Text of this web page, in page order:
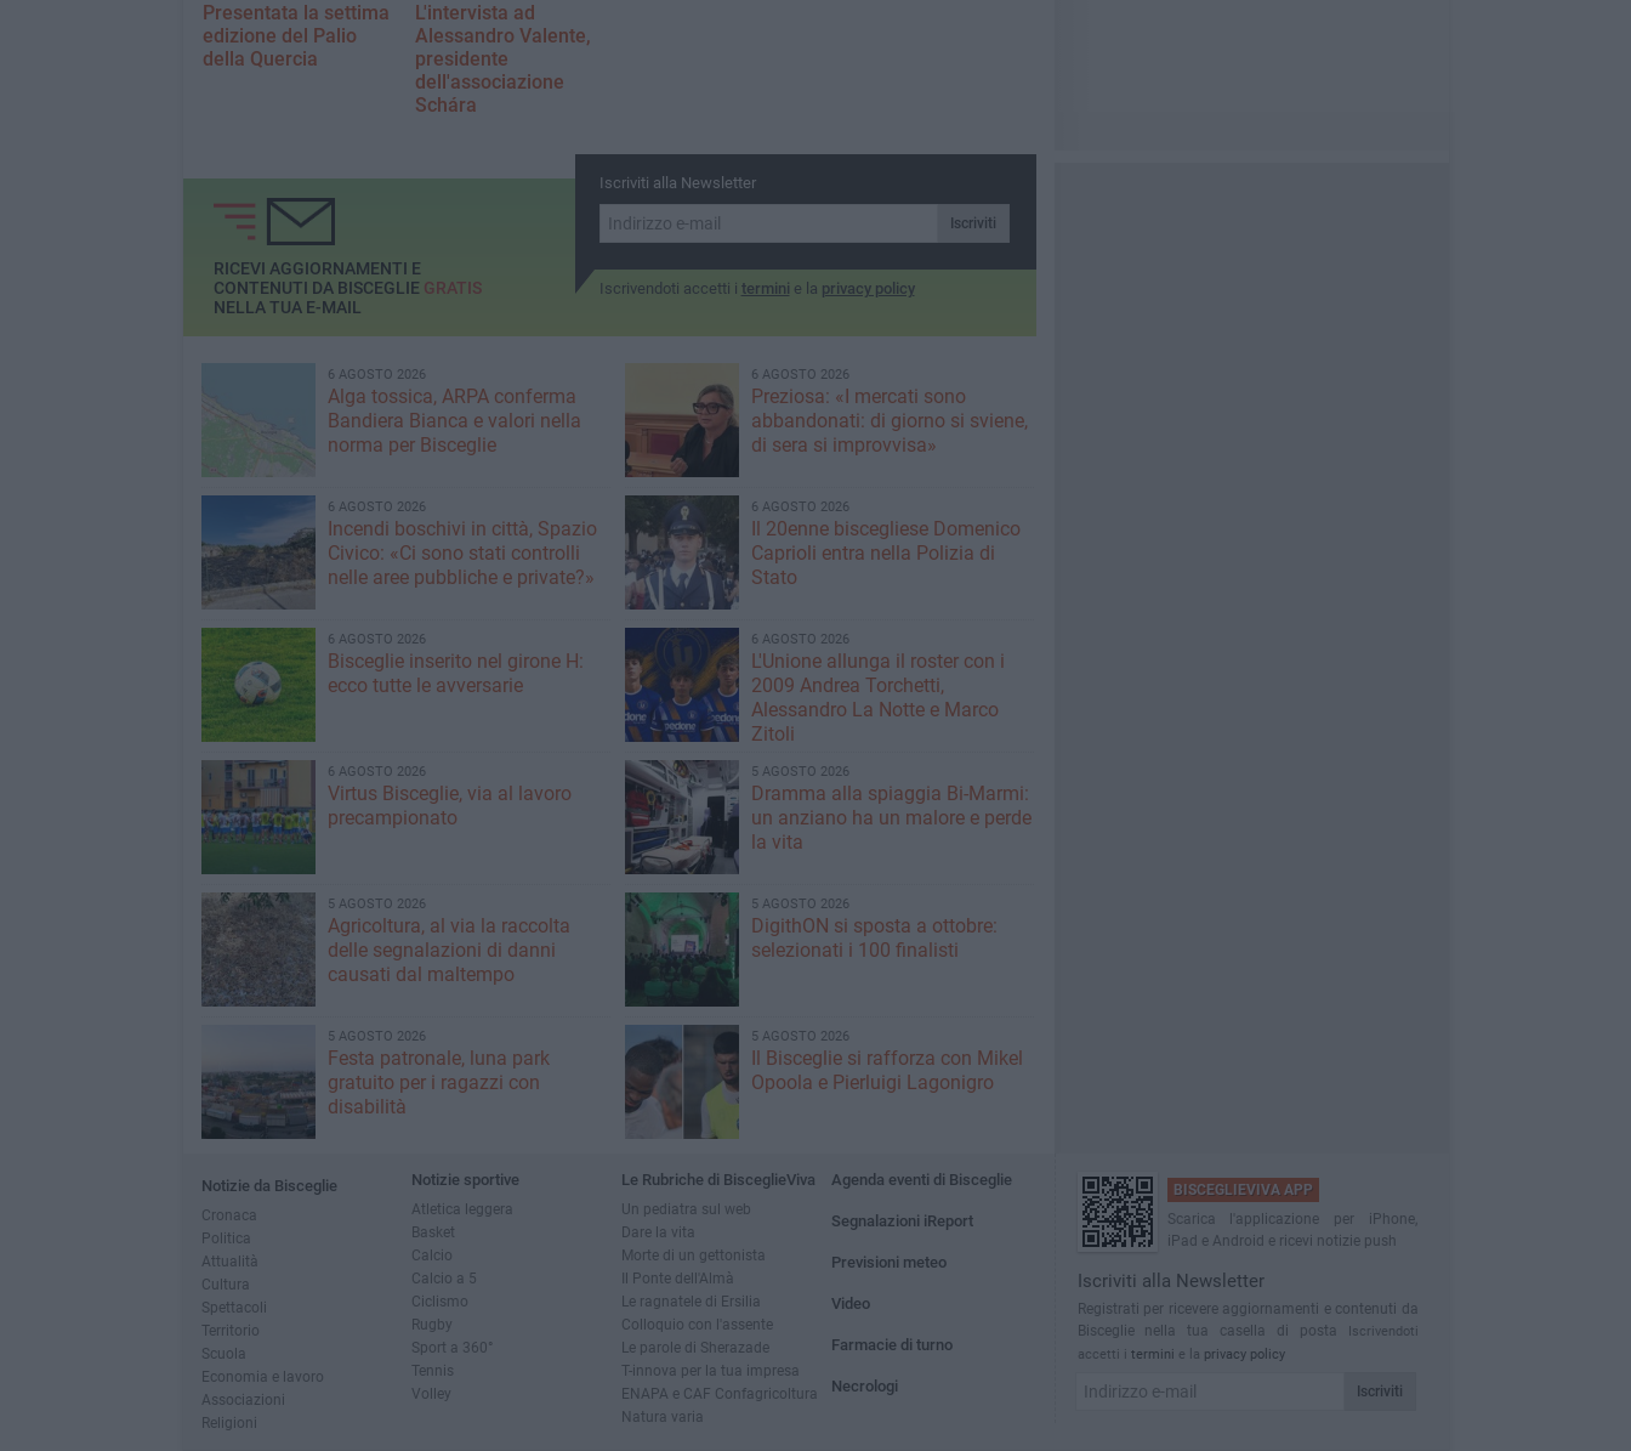
Presentata la settima
edizione del Palio
della Quercia
L'intervista ad
Alessandro Valente,
presidente
dell'associazione
Schára
Iscriviti alla Newsletter
Iscriviti
Iscrivendoti accetti i termini e la privacy policy
RICEVI AGGIORNAMENTI E
CONTENUTI DA BISCEGLIE GRATIS
NELLA TUA E-MAIL
6 AGOSTO 2026
Alga tossica, ARPA conferma
Bandiera Bianca e valori nella
norma per Bisceglie
6 AGOSTO 2026
Preziosa: «I mercati sono
abbandonati: di giorno si sviene,
di sera si improvvisa»
6 AGOSTO 2026
Incendi boschivi in città, Spazio
Civico: «Ci sono stati controlli
nelle aree pubbliche e private?»
6 AGOSTO 2026
Il 20enne biscegliese Domenico
Caprioli entra nella Polizia di
Stato
6 AGOSTO 2026
Bisceglie inserito nel girone H:
ecco tutte le avversarie
6 AGOSTO 2026
L'Unione allunga il roster con i
2009 Andrea Torchetti,
Alessandro La Notte e Marco
Zitoli
6 AGOSTO 2026
Virtus Bisceglie, via al lavoro
precampionato
5 AGOSTO 2026
Dramma alla spiaggia Bi-Marmi:
un anziano ha un malore e perde
la vita
5 AGOSTO 2026
Agricoltura, al via la raccolta
delle segnalazioni di danni
causati dal maltempo
5 AGOSTO 2026
DigithON si sposta a ottobre:
selezionati i 100 finalisti
5 AGOSTO 2026
Festa patronale, luna park
gratuito per i ragazzi con
disabilità
5 AGOSTO 2026
Il Bisceglie si rafforza con Mikel
Opoola e Pierluigi Lagonigro
Notizie da Bisceglie
Cronaca
Politica
Attualità
Cultura
Spettacoli
Territorio
Scuola
Economia e lavoro
Associazioni
Religioni
Notizie sportive
Atletica leggera
Basket
Calcio
Calcio a 5
Ciclismo
Rugby
Sport a 360°
Tennis
Volley
Le Rubriche di BisceglieViva
Un pediatra sul web
Dare la vita
Morte di un gettonista
Il Ponte dell'Almà
Le ragnatele di Ersilia
Colloquio con l'assente
Le parole di Sherazade
T-innova per la tua impresa
ENAPA e CAF Confagricoltura
Natura varia
Agenda eventi di Bisceglie
Segnalazioni iReport
Previsioni meteo
Video
Farmacie di turno
Necrologi
BISCEGLIEVIVA APP
Scarica l'applicazione per iPhone,
iPad e Android e ricevi notizie push
Iscriviti alla Newsletter
Registrati per ricevere aggiornamenti e contenuti da
Bisceglie nella tua casella di posta
Iscrivendoti
accetti i termini e la privacy policy
Iscriviti